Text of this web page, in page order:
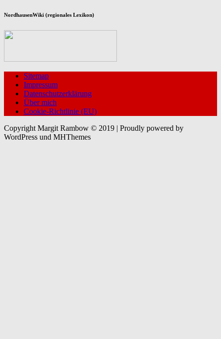
NordhausenWiki (regionales Lexikon)
Sitemap
Impressum
Datenschutzerklärung
Über mich
Cookie-Richtlinie (EU)
Copyright Margit Rambow © 2019 | Proudly powered by
WordPress und MHThemes